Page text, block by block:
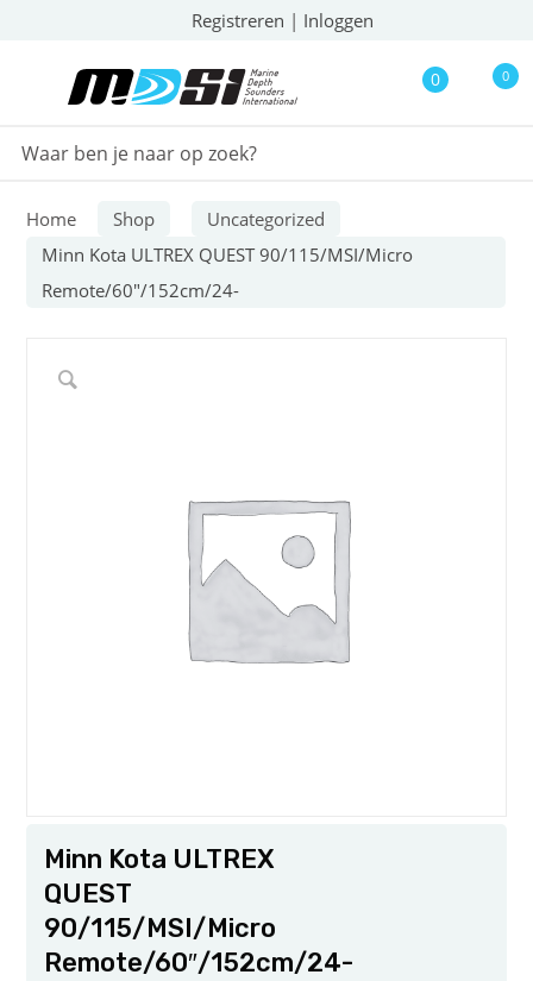
Registreren | Inloggen
0 0
Home Shop
Uncategorized
Minn Kota ULTREX QUEST 90/115/MSI/Micro
Remote/60″/152cm/24-
Minn Kota ULTREX
QUEST
90/115/MSI/Micro
Remote/60″/152cm/24-